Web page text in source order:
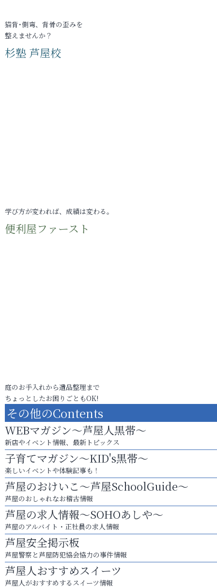
猫背･側弯、背骨の歪みを
整えませんか？
杉塾 芦屋校
学び方が変われば、成績は変わる。
便利屋ファースト
庭のお手入れから遺品整理まで
ちょっとしたお困りごともOK!
その他のContents
WEBマガジン～芦屋人黒帯～
新店やイベント情報、最新トピックス
子育てマガジン～KID's黒帯～
楽しいイベントや体験記事も！
芦屋のおけいこ～芦屋SchoolGuide～
芦屋のおしゃれなお稽古情報
芦屋の求人情報～SOHOあしや～
芦屋のアルバイト・正社員の求人情報
芦屋安全掲示板
芦屋警察と芦屋防犯協会協力の事件情報
芦屋人おすすめスイーツ
芦屋人がおすすめするスイーツ情報